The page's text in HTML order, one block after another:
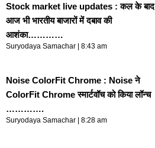
Stock market live updates : कल के बाद
आज भी भारतीय बाजारों में दबाव की
आशंका…………
Suryodaya Samachar 8:43 am
Noise ColorFit Chrome : Noise ने
ColorFit Chrome स्मार्टवॉच को किया लॉन्च
………….
Suryodaya Samachar 8:28 am